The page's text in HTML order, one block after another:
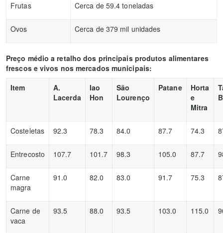
Frutas Cerca de 59.4 toneladas
Ovos Cerca de 379 mil unidades
Preço médio a retalho dos principais produtos alimentares
frescos e vivos nos mercados municipais:
Item
A.
Lacerda
Iao
Hon
São
Lourenço
Patane
Horta
e
Mitra
Costeletas 92.3 78.3 84.0 87.7 74.3
Entrecosto 107.7 101.7 98.3 105.0 87.7
Carne
magra
91.0 82.0 83.0 91.7 75.3
Carne de
vaca
93.5 88.0 93.5 103.0 115.0